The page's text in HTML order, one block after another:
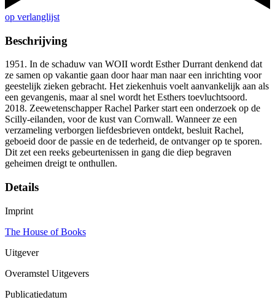
op verlanglijst
Beschrijving
1951. In de schaduw van WOII wordt Esther Durrant denkend dat
ze samen op vakantie gaan door haar man naar een inrichting voor
geestelijk zieken gebracht. Het ziekenhuis voelt aanvankelijk aan als
een gevangenis, maar al snel wordt het Esthers toevluchtsoord.
2018. Zeewetenschapper Rachel Parker start een onderzoek op de
Scilly-eilanden, voor de kust van Cornwall. Wanneer ze een
verzameling verborgen liefdesbrieven ontdekt, besluit Rachel,
geboeid door de passie en de tederheid, de ontvanger op te sporen.
Dit zet een reeks gebeurtenissen in gang die diep begraven
geheimen dreigt te onthullen.
Details
Imprint
The House of Books
Uitgever
Overamstel Uitgevers
Publicatiedatum